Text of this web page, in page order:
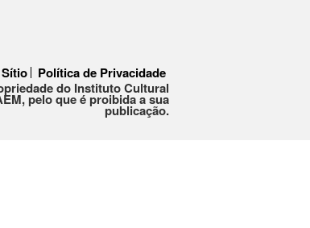
Política de Privacidade
do Instituto Cultural
pelo que é proibida a sua
publicação.